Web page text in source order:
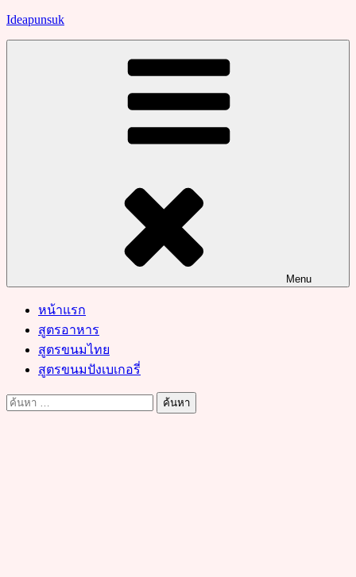
Skip
Ideapunsuk
Menu
หน้าแรก
สูตรอาหาร
สูตรขนมไทย
สูตรขนมปังเบเกอรี่
ค้นหา